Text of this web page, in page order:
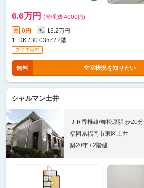
6.6万円 (管理費 4000円)
敷 0円 礼
13.2万円
1LDK / 30.03m² / 2階
無料 空室状況を知りたい
シャルマン土井
ＪＲ香椎線/舞松原駅 歩20分
福岡県福岡市東区土井
築20年 / 2階建